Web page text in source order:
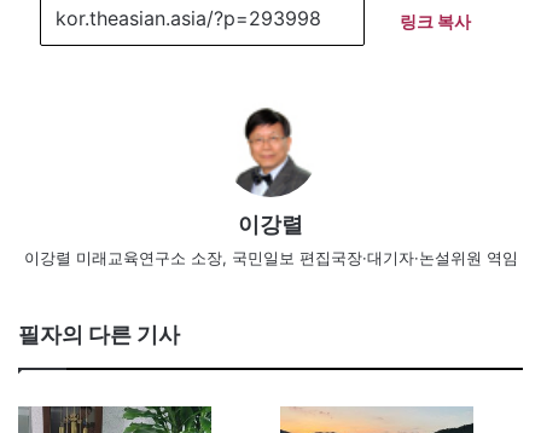
링크 복사
이강렬
이강렬 미래교육연구소 소장, 국민일보 편집국장·대기자·논설위원 역임
필자의 다른 기사